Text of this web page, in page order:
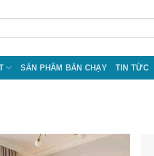
SẢN PHẨM BÁN CHẠY TIN TỨC